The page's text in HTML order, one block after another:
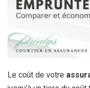
Le coût de votre